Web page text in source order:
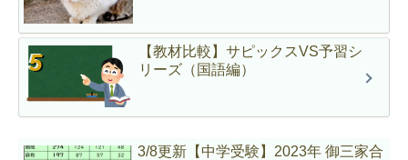
【教材比較】サピックスVS予習シ
リーズ（国語編）
3/8更新【中学受験】2023年 御三家合